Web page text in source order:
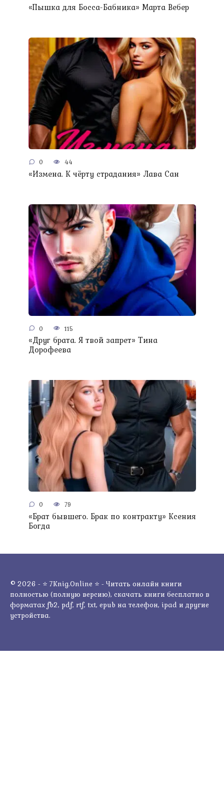
«Пышка для Босса-Бабника» Марта Вебер
0 44
«Измена. К чёрту страдания» Лава Сан
0 115
«Друг брата. Я твой запрет» Тина
Дорофеева
0 79
«Брат бывшего. Брак по контракту» Ксения
Богда
© 2026 - ⭐ 7Knig.Online ⭐ - Читать онлайн книги
полностью (полную версию), скачать книги бесплатно в
форматах fb2, pdf, rtf, txt, epub на телефон, ipad и другие
устройства.